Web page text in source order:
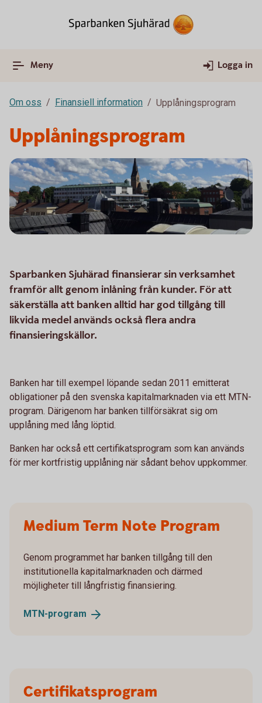
Meny Logga in
Om oss Finansiell information Upplåningsprogram
Upplåningsprogram
Sparbanken Sjuhärad finansierar sin verksamhet
framför allt genom inlåning från kunder. För att
säkerställa att banken alltid har god tillgång till
likvida medel används också flera andra
finansieringskällor.
Banken har till exempel löpande sedan 2011 emitterat
obligationer på den svenska kapitalmarknaden via ett MTN-
program. Därigenom har banken tillförsäkrat sig om
upplåning med lång löptid.
Banken har också ett certifikatsprogram som kan används
för mer kortfristig upplåning när sådant behov uppkommer.
Medium Term Note Program
Genom programmet har banken tillgång till den
institutionella kapitalmarknaden och därmed
möjligheter till långfristig finansiering.
MTN-program
Certifikatsprogram